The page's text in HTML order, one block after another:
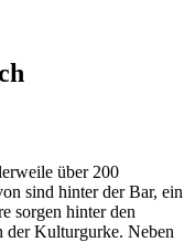
über 200
sind hinter der Bar, ein
sorgen hinter den
der Kulturgurke. Neben